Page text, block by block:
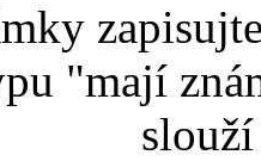
"mají